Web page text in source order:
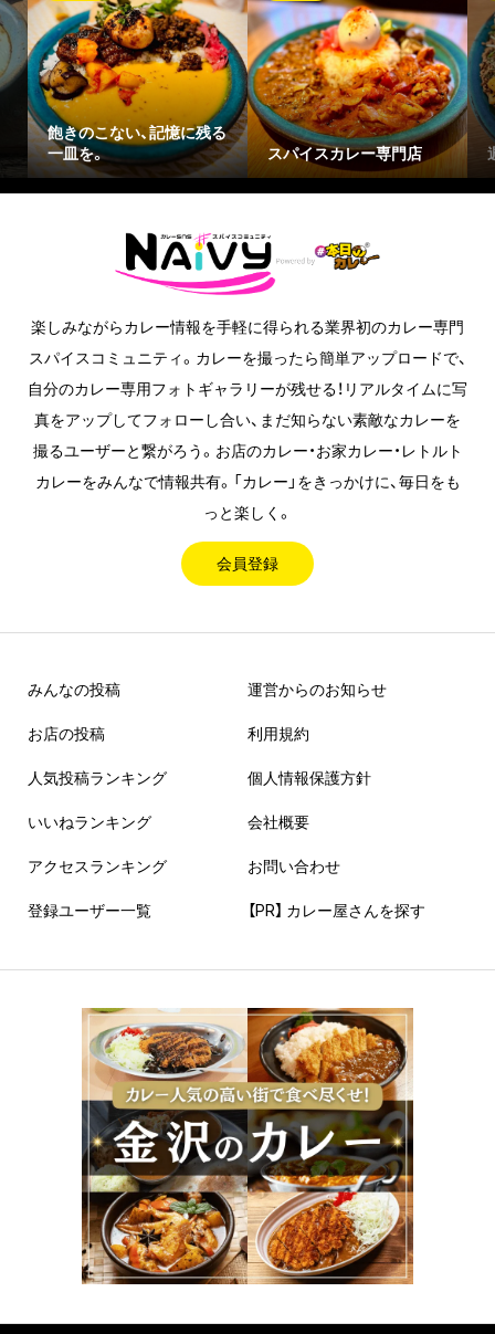
飽きのこない、記憶に残る
一皿を。
スパイスカレー専門店
楽しみながらカレー情報を手軽に得られる業界初のカレー専門
スパイスコミュニティ。カレーを撮ったら簡単アップロードで、
自分のカレー専用フォトギャラリーが残せる！リアルタイムに写
真をアップしてフォローし合い、まだ知らない素敵なカレーを
撮るユーザーと繋がろう。お店のカレー・お家カレー・レトルト
カレーをみんなで情報共有。「カレー」をきっかけに、毎日をも
っと楽しく。
会員登録
みんなの投稿
お店の投稿
人気投稿ランキング
いいねランキング
アクセスランキング
登録ユーザー一覧
運営からのお知らせ
利用規約
個人情報保護方針
会社概要
お問い合わせ
【PR】 カレー屋さんを探す